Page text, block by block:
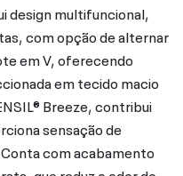
design multifuncional,
com opção de alternar
em V, oferecendo
em tecido macio
Breeze, contribui
sensação de
com acabamento